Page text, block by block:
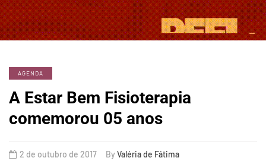
AGENDA
A Estar Bem Fisioterapia
comemorou 05 anos
2 de outubro de 2017 By Valéria de Fátima